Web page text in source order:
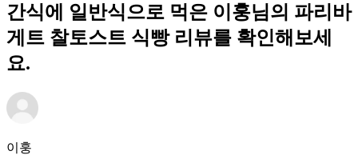
간식에 일반식으로 먹은 이훙님의 파리바
게트 찰토스트 식빵 리뷰를 확인해보세
요.
이훙